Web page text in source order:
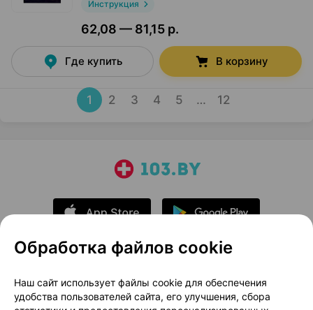
Инструкция
62,08 — 81,15 р.
Где купить В корзину
1 2 3 4 5 … 12
О проекте
Новости проекта
Размещение рекламы
Медицинский маркетинг
Обработка файлов cookie
Наш сайт использует файлы cookie для обеспечения
удобства пользователей сайта, его улучшения, сбора